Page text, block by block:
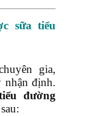
sữa tiểu
gia,
nhận định.
đường